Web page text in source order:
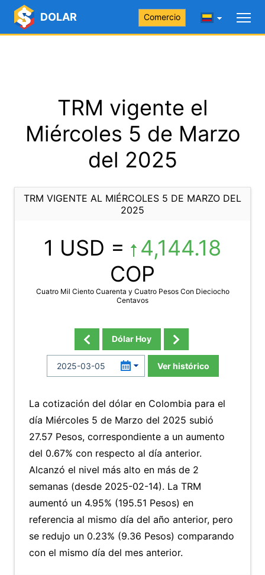
DOLAR Comercio
TRM vigente el
Miércoles 5 de Marzo
del 2025
TRM VIGENTE AL MIÉRCOLES 5 DE MARZO DEL
2025
1 USD =
4,144.18
COP
Cuatro Mil Ciento Cuarenta y Cuatro Pesos Con Dieciocho
Centavos
Dólar Hoy
Ver histórico
La cotización del dólar en Colombia para el
día Miércoles 5 de Marzo del 2025 subió
27.57 Pesos, correspondiente a un aumento
del 0.67% con respecto al día anterior.
Alcanzó el nivel más alto en más de 2
semanas (desde 2025-02-14). La TRM
aumentó un 4.95% (195.51 Pesos) en
referencia al mismo día del año anterior, pero
se redujo un 0.23% (9.36 Pesos) comparando
con el mismo día del mes anterior.